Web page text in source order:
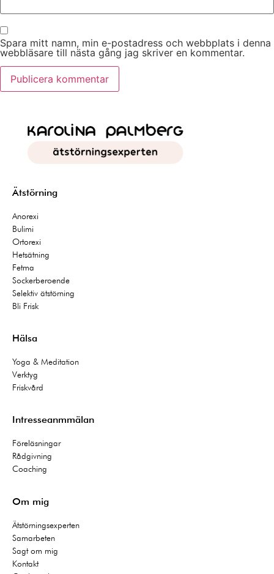
Spara mitt namn, min e-postadress och webbplats i denna
webbläsare till nästa gång jag skriver en kommentar.
Ätstörning
Anorexi
Bulimi
Ortorexi
Hetsätning
Fetma
Sockerberoende
Selektiv ätstörning
Bli Frisk
Hälsa
Yoga & Meditation
Verktyg
Friskvård
Intresseanmmälan
Föreläsningar
Rådgivning
Coaching
Om mig
Ätstörningsexperten
Samarbeten
Sagt om mig
Kontakt